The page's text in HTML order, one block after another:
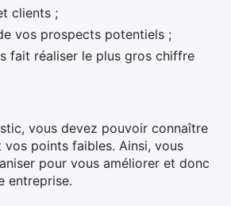
clients ;
vos prospects potentiels ;
fait réaliser le plus gros chiffre
vous devez pouvoir connaître
points faibles. Ainsi, vous
pour vous améliorer et donc
entreprise.